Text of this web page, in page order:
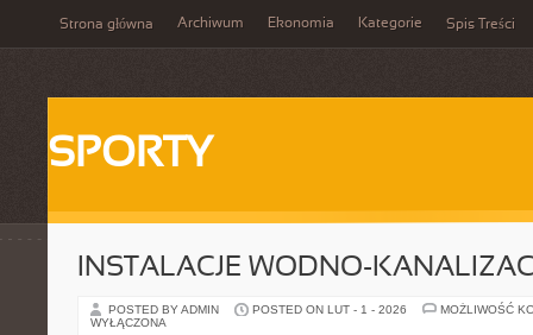
Strona główna Archiwum Ekonomia Kategorie Spis Treści
SPORTY
INSTALACJE WODNO-
POSTED BY ADMIN POSTED ON LUT - 1 - 2026
MOŻLIWOŚĆ
WYŁĄCZONA